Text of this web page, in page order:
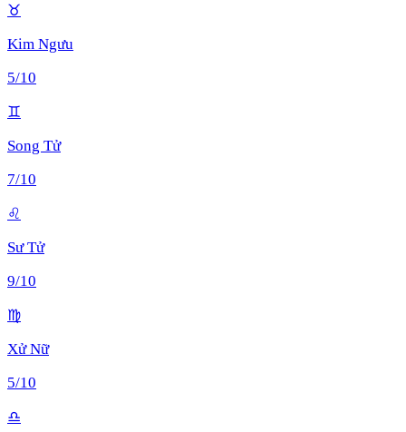
♉
Kim Ngưu
5/10
♊
Song Tử
7/10
♌
Sư Tử
9/10
♍
Xử Nữ
5/10
♎